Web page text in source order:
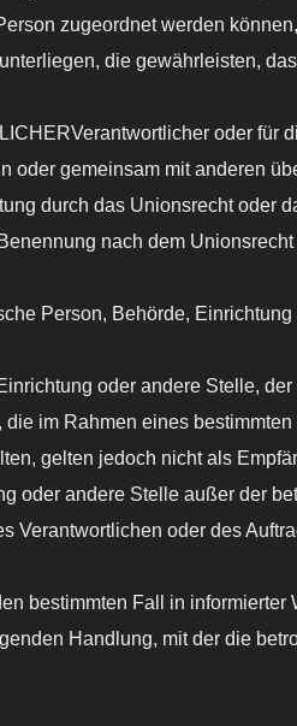
zugeordnet werden
die gewährleisten,
oder für
gemeinsam mit anderen
durch das Unionsrecht oder
nach dem
Person, Behörde,
oder andere Stelle,
im Rahmen eines
gelten jedoch nicht als
oder andere Stelle außer der
Verantwortlichen oder des
bestimmten Fall in
Handlung, mit der die